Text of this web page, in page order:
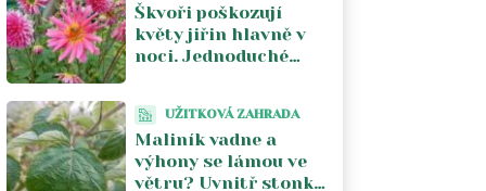
Škvoři poškozují
květy jiřin hlavně v
noci. Jednoduché
UŽITKOVÁ ZAHRADA
Maliník vadne a
výhony se lámou ve
větru? Uvnitř stonku